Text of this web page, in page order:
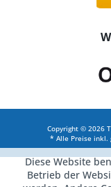
Copyright © 2026
* Alle Preise inkl.
Diese Website
Betrieb der